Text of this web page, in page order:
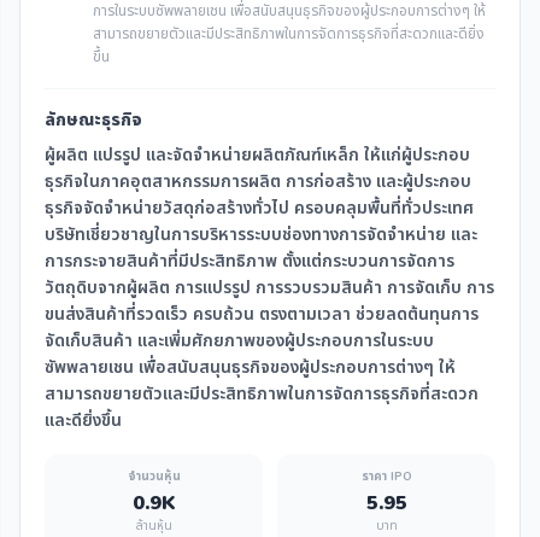
การในระบบซัพพลายเชน เพื่อสนับสนุนธุรกิจของผู้ประกอบการต่างๆ ให้
สามารถขยายตัวและมีประสิทธิภาพในการจัดการธุรกิจที่สะดวกและดียิ่ง
ขึ้น
ลักษณะธุรกิจ
ผู้ผลิต แปรรูป และจัดจำหน่ายผลิตภัณฑ์เหล็ก ให้แก่ผู้ประกอบ
ธุรกิจในภาคอุตสาหกรรมการผลิต การก่อสร้าง และผู้ประกอบ
ธุรกิจจัดจำหน่ายวัสดุก่อสร้างทั่วไป ครอบคลุมพื้นที่ทั่วประเทศ
บริษัทเชี่ยวชาญในการบริหารระบบช่องทางการจัดจำหน่าย และ
การกระจายสินค้าที่มีประสิทธิภาพ ตั้งแต่กระบวนการจัดการ
วัตถุดิบจากผู้ผลิต การแปรรูป การรวบรวมสินค้า การจัดเก็บ การ
ขนส่งสินค้าที่รวดเร็ว ครบถ้วน ตรงตามเวลา ช่วยลดต้นทุนการ
จัดเก็บสินค้า และเพิ่มศักยภาพของผู้ประกอบการในระบบ
ซัพพลายเชน เพื่อสนับสนุนธุรกิจของผู้ประกอบการต่างๆ ให้
สามารถขยายตัวและมีประสิทธิภาพในการจัดการธุรกิจที่สะดวก
และดียิ่งขึ้น
จำนวนหุ้น
0.9K
ล้านหุ้น
ราคา IPO
5.95
บาท